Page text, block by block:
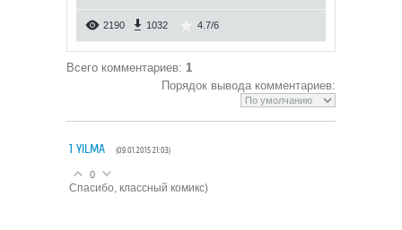
2190 1032 4.7/6
Всего комментариев: 1
Порядок вывода комментариев:
1 YILMA (09.01.2015 21:03)
0
Спасибо, классный комикс)